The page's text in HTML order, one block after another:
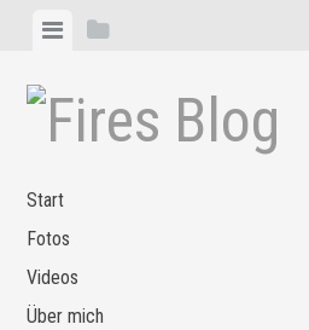
Zum
springen
MenüSeitenleiste
Start
Fotos
Videos
Über mich